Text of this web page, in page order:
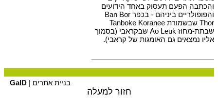
והכתבה הפעם תעסוק באחד הידועים
והפופולריים ביניהם - בכפר Ban Bor
Thor שבשמורת Tanboke Koranee
שבתת-מחוז Ao Leuk שבקראבי (בסמוך
אליו נמצאים גם האומגות של קראבי).
בניית אתרים | GalD
חזור למעלה